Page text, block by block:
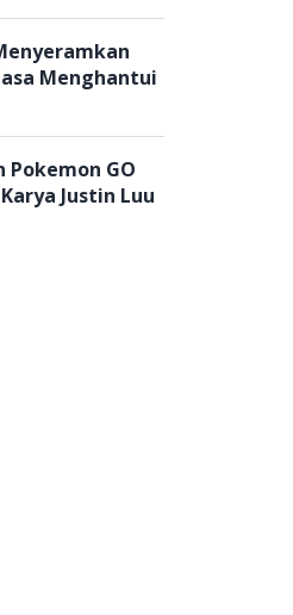
Menghantui
Pokemon GO
Justin Luu